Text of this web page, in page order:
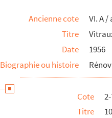
Ancienne cote
VI. A /
Titre
Date
1956
Biographie ou histoire
Cote
Titre